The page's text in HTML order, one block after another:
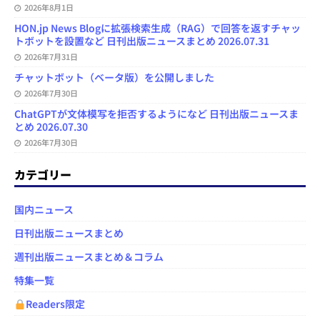
2026年8月1日
HON.jp News Blogに拡張検索生成（RAG）で回答を返すチャッ
トボットを設置など 日刊出版ニュースまとめ 2026.07.31
2026年7月31日
チャットボット（ベータ版）を公開しました
2026年7月30日
ChatGPTが文体模写を拒否するようになど 日刊出版ニュースま
とめ 2026.07.30
2026年7月30日
カテゴリー
国内ニュース
日刊出版ニュースまとめ
週刊出版ニュースまとめ＆コラム
特集一覧
Readers限定